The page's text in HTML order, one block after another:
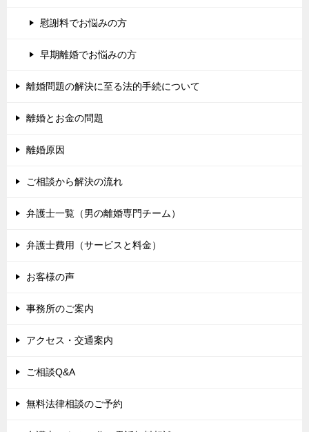
慰謝料でお悩みの方
早期離婚でお悩みの方
離婚問題の解決に至る法的手続について
離婚とお金の問題
離婚原因
ご相談から解決の流れ
弁護士一覧（男の離婚専門チーム）
弁護士費用（サービスと料金）
お客様の声
事務所のご案内
アクセス・交通案内
ご相談Q&A
無料法律相談のご予約